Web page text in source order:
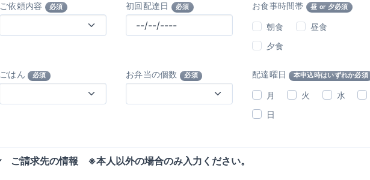
ご依頼内容 必須 初回配達日 必須 お食事時間帯 昼 or 夕必須
朝食
昼食
夕食
ごはん 必須 お弁当の個数 必須 配達曜日 本申込時はいずれか必須
月 火 水
日
ご請求先の情報 ※本人以外の場合のみ入力ください。